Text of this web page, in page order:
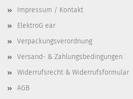
Impressum / Kontakt
ElektroG ear
Verpackungsverordnung
Versand- & Zahlungsbedingungen
Widerrufsrecht & Widerrufsformular
AGB